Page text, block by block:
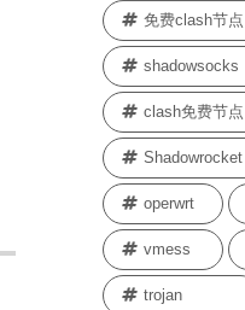
免费clash节点
shadowsocks
clash免费节点
Shadowrocket
operwrt
vmess
trojan